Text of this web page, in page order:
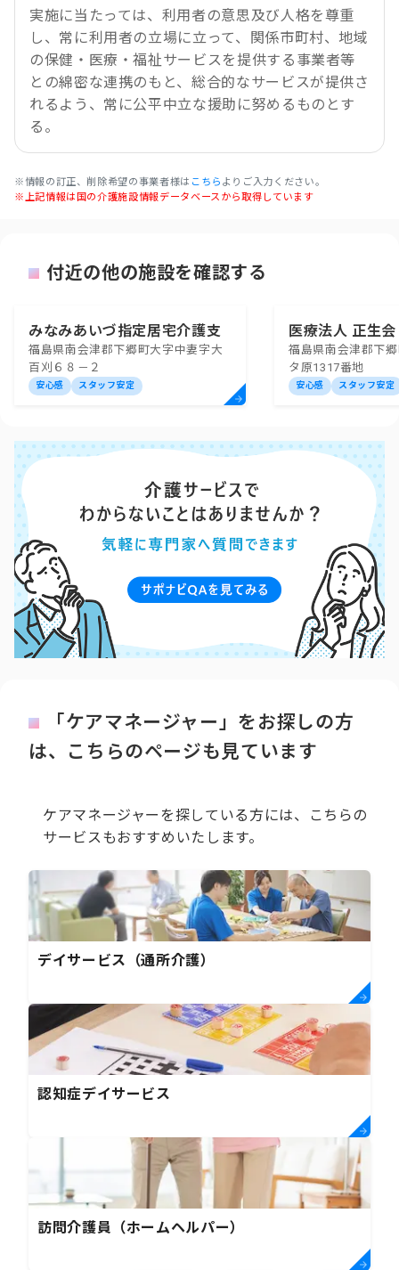
実施に当たっては、利用者の意思及び人格を尊重
し、常に利用者の立場に立って、関係市町村、地域
の保健・医療・福祉サービスを提供する事業者等
との綿密な連携のもと、総合的なサービスが提供さ
れるよう、常に公平中立な援助に努めるものとす
る。
※情報の訂正、削除希望の事業者様は こちら よりご入力ください。
※上記情報は国の介護施設情報データベースから取得しています
付近の他の施設を確認する
みなみあいづ指定居宅介護支
援事業所
福島県南会津郡下郷町大字中妻字大
百刈６８－２
安心感 スタッフ安定
医療法人 正生
宅介護支援事業
福島県南会津郡下
タ原1317番地
安心感 スタッフ安定
「ケアマネージャー」をお探しの方
は、こちらのページも見ています
ケアマネージャーを探している方には、こちらの
サービスもおすすめいたします。
デイサービス（通所介護）
認知症デイサービス
訪問介護員（ホームヘルパー）